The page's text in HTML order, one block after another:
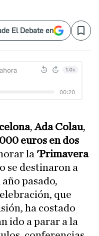
El Debate en Save
,Ada Colau,
euros en dos
la 'Primavera
se destinaron a
pasado,
que
ha costado
ido a parar a la